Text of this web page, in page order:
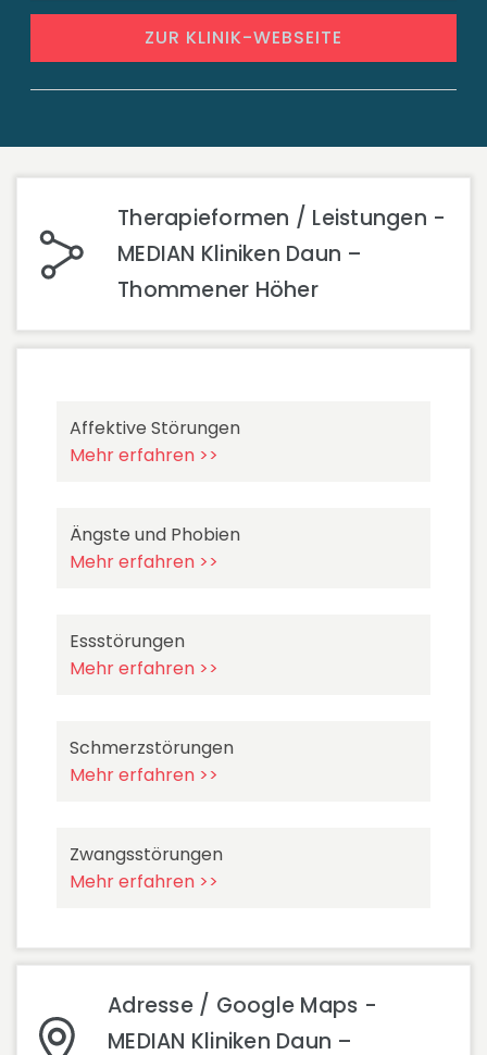
ZUR KLINIK-WEBSEITE
Therapieformen / Leistungen -
MEDIAN Kliniken Daun –
Thommener Höher
Affektive Störungen
Mehr erfahren >>
Ängste und Phobien
Mehr erfahren >>
Essstörungen
Mehr erfahren >>
Schmerzstörungen
Mehr erfahren >>
Zwangsstörungen
Mehr erfahren >>
Adresse / Google Maps -
MEDIAN Kliniken Daun –